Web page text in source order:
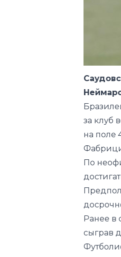
за клуб
на поле
По
Ранее в
сыграв
• €50
• €2 400
• €1 100